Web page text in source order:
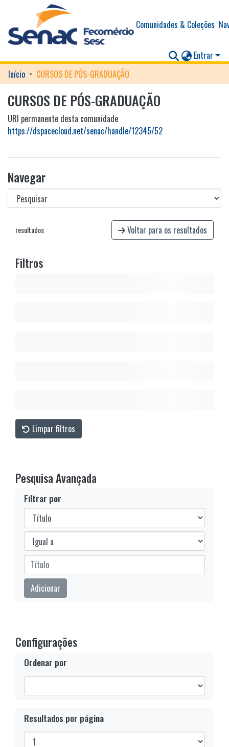
Comunidades & Coleções
Entrar
Início
CURSOS DE PÓS-GRADUAÇÃO
CURSOS DE PÓS-GRADUAÇÃO
URI permanente desta comunidade
https://dspacecloud.net/senac/handle/12345/52
Navegar
resultados Voltar para os resultados
Filtros
Limpar filtros
Pesquisa Avançada
Filtrar por
Filtros
Operadores
Submeter
Adicionar
Configurações
Ordenar por
Resultados por página